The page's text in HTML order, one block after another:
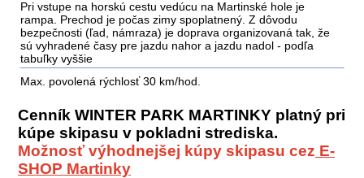
Pri vstupe na horskú cestu vedúcu na Martinské hole je
rampa. Prechod je počas zimy spoplatnený. Z dôvodu
bezpečnosti (ľad, námraza) je doprava organizovaná tak, že
sú vyhradené časy pre jazdu nahor a jazdu nadol - podľa
tabuľky vyššie
Max. povolená rýchlosť 30 km/hod.
Cenník WINTER PARK MARTINKY platný pri
kúpe skipasu v pokladni strediska.
Možnosť výhodnejšej kúpy skipasu cez E-
SHOP Martinky